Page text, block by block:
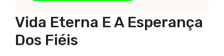
Vida Eterna E A Esperança
Dos Fiéis